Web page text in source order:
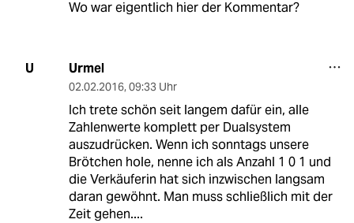
Wo war eigentlich hier der Kommentar?
U Urmel
02.02.2016, 09:33 Uhr
Ich trete schön seit langem dafür ein, alle
Zahlenwerte komplett per Dualsystem
auszudrücken. Wenn ich sonntags unsere
Brötchen hole, nenne ich als Anzahl 1 0 1 und
die Verkäuferin hat sich inzwischen langsam
daran gewöhnt. Man muss schließlich mit der
Zeit gehen....